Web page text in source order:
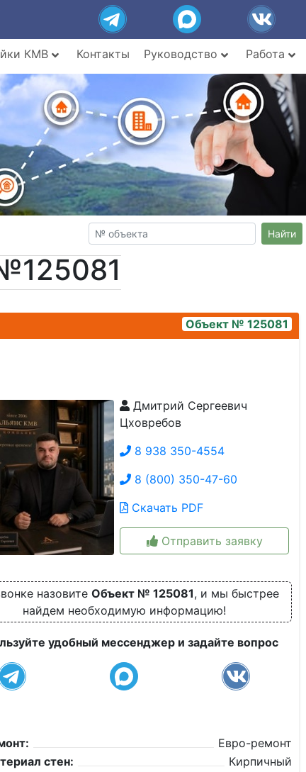
КМВ Контакты Руководство Работа
Найти
Объект № 125081
img_20260220_153227Дмитрий Сергеевич
Цховребов
8 938 350-4554
8 (800) 350-47-60
Скачать PDF
Отправить заявку
назовите Объект № 125081, и мы быстрее
найдем необходимую информацию!
удобный мессенджер и задайте вопрос
Евро-ремонт
стен:
Кирпичный